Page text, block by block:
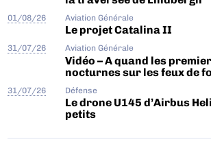
01/08/26 Aviation Générale
Le projet Catalina II
31/07/26 Aviation Générale
Vidéo – A quand les
nocturnes sur les feux de
31/07/26 Défense
Le drone U145 d’Airbus
petits